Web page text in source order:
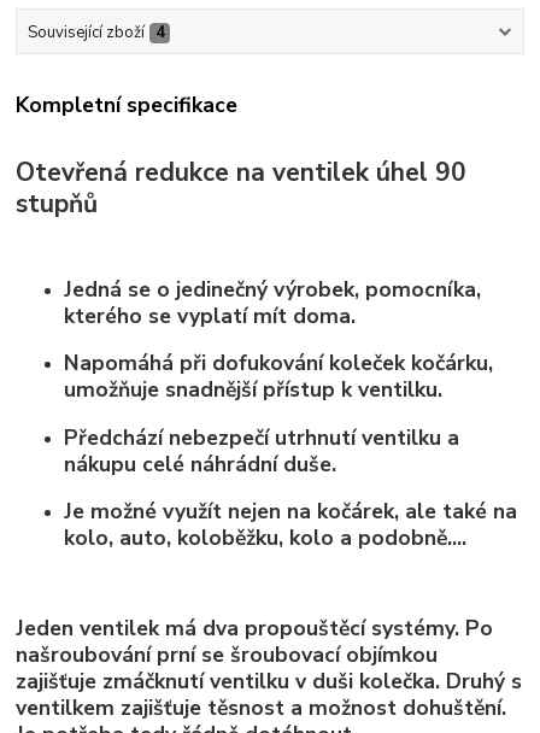
Související zboží 4
Kompletní specifikace
Otevřená redukce na ventilek úhel 90
stupňů
Jedná se o jedinečný výrobek, pomocníka,
kterého se vyplatí mít doma.
Napomáhá při dofukování koleček kočárku,
umožňuje snadnější přístup k ventilku.
Předchází nebezpečí utrhnutí ventilku a
nákupu celé náhrádní duše.
Je možné využít nejen na kočárek, ale také na
kolo, auto, koloběžku, kolo a podobně....
Jeden ventilek má dva propouštěcí systémy. Po
našroubování prní se šroubovací objímkou
zajišťuje zmáčknutí ventilku v duši kolečka. Druhý s
ventilkem zajišťuje těsnost a možnost dohuštění.